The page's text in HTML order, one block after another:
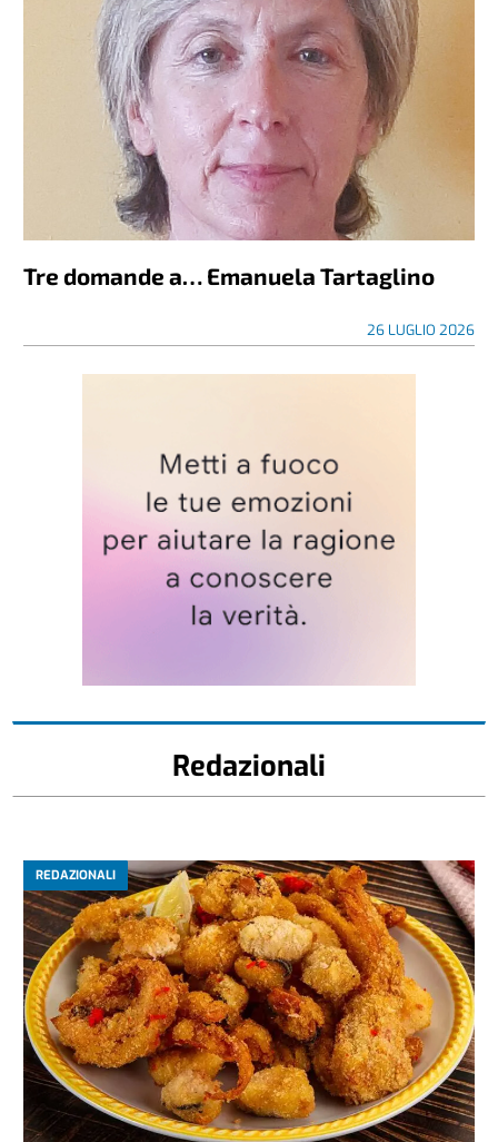
Tre domande a… Emanuela Tartaglino
26 LUGLIO 2026
Redazionali
REDAZIONALI